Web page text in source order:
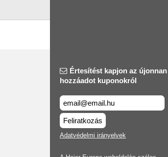
Értesítést kapjon az újonnan
hozzáadot kuponokról
Feliratkozás
Adatvédelmi irányelvek